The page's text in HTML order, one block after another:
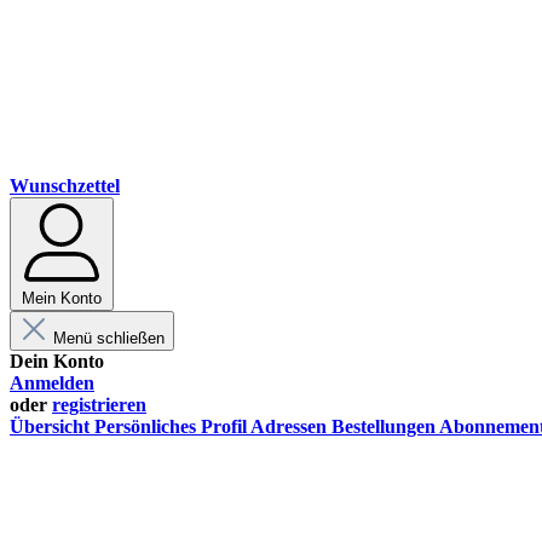
Wunschzettel
Mein Konto
Menü schließen
Dein Konto
Anmelden
oder registrieren
Übersicht Persönliches Profil Adressen Bestellungen